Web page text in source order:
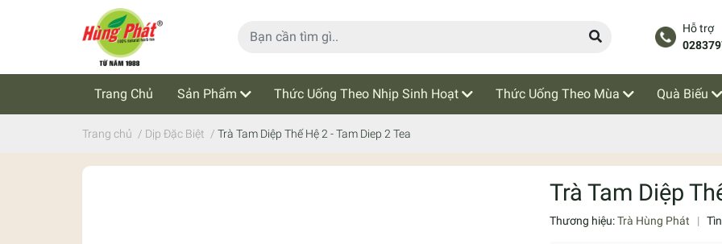
Hỗ trợ
Trang Chủ Sản Phẩm Thức Uống Theo Nhịp Sinh Hoạt Thức Uống Theo Mùa Quà Biếu
Cẩm Nang Trà Thảo Mộc Tin Tức
Trang chủ / Dịp Đặc Biệt / Trà Tam Diệp Thế Hệ 2 - Tam Diep 2 Tea
Trà Tam Diệp
Thương hiệu:Trà Hùng Phát |